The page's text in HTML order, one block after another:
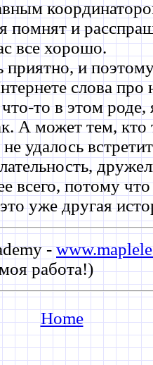
помнят и
все хорошо.
и
слова про
то в этом роде,
А может тем, кто
удалось
всего, потому
уже другая
-
работа!)
Home